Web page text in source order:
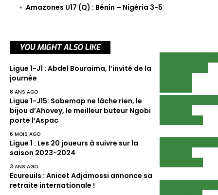
Amazones U17 (Q) : Bénin – Nigéria 3-5
YOU MIGHT ALSO LIKE
Ligue 1-J1 : Abdel Bouraima, l’invité de la
journée
8 ANS AGO
Ligue 1-J15: Sobemap ne lâche rien, le
bijou d’Ahovey, le meilleur buteur Ngobi
porte l’Aspac
6 MOIS AGO
Ligue 1 : Les 20 joueurs à suivre sur la
saison 2023-2024
3 ANS AGO
Ecureuils : Anicet Adjamossi annonce sa
retraite internationale !